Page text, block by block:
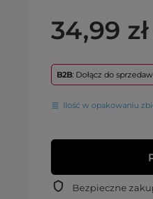
34,99 zł
B2B: Dołącz do
Ilość w opakowaniu
Bezpieczne